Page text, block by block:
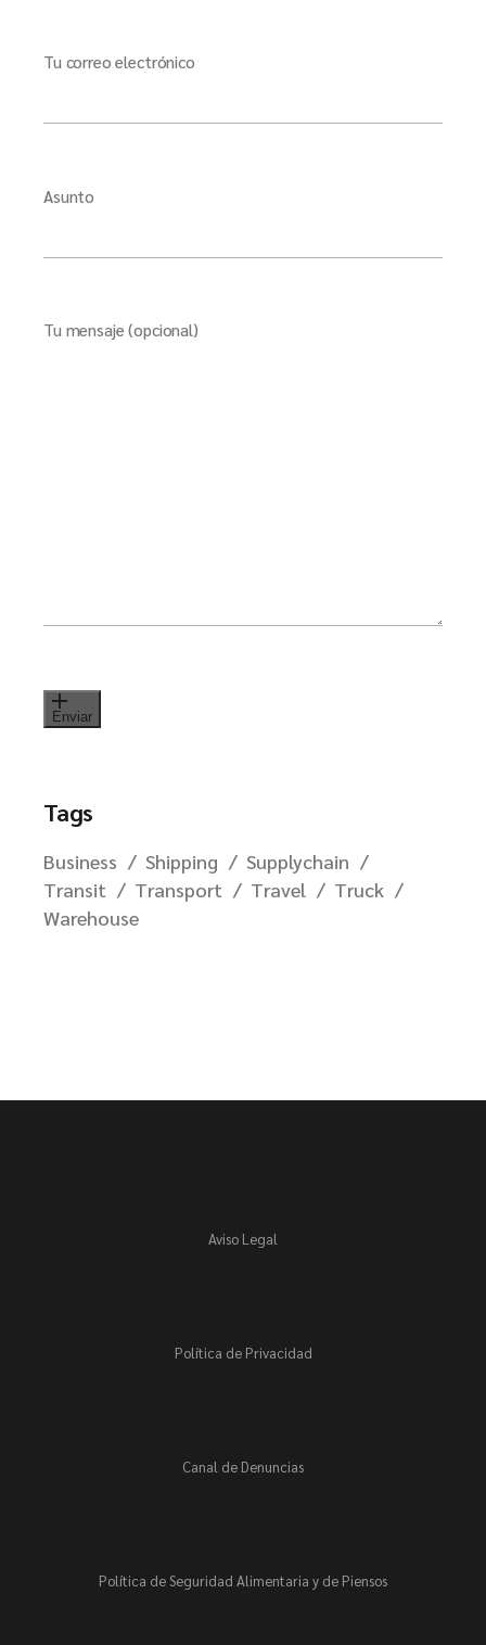
Tu correo electrónico
Asunto
Tu mensaje (opcional)
Enviar
Tags
Business Shipping
Supplychain
Transit
Transport Travel
Truck
Warehouse
Aviso Legal
Política de Privacidad
Canal de Denuncias
Política de Seguridad Alimentaria y de Piensos